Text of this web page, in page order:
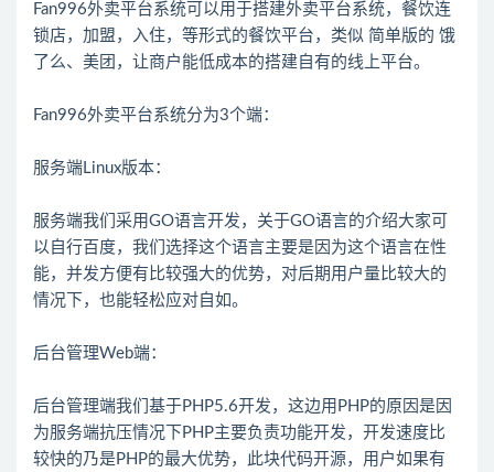
Fan996外卖平台系统可以用于搭建外卖平台系统，餐饮连
锁店，加盟，入住，等形式的餐饮平台，类似 简单版的 饿
了么、美团，让商户能低成本的搭建自有的线上平台。
Fan996外卖平台系统分为3个端：
服务端Linux版本：
服务端我们采用GO语言开发，关于GO语言的介绍大家可
以自行百度，我们选择这个语言主要是因为这个语言在性
能，并发方便有比较强大的优势，对后期用户量比较大的
情况下，也能轻松应对自如。
后台管理Web端：
后台管理端我们基于PHP5.6开发，这边用PHP的原因是因
为服务端抗压情况下PHP主要负责功能开发，开发速度比
较快的乃是PHP的最大优势，此块代码开源，用户如果有